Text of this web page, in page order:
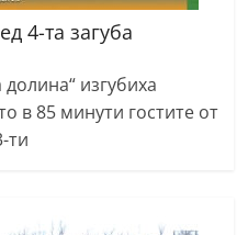
4-та загуба
изгубиха
в 85 минути гостите от
ти